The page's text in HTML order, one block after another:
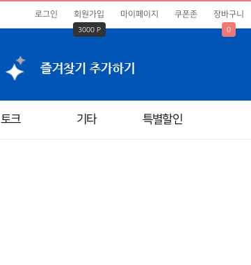
로그인 회원가입
3000 P
마이페이지 쿠폰존 장바구니
0
토크 기타 특별할인